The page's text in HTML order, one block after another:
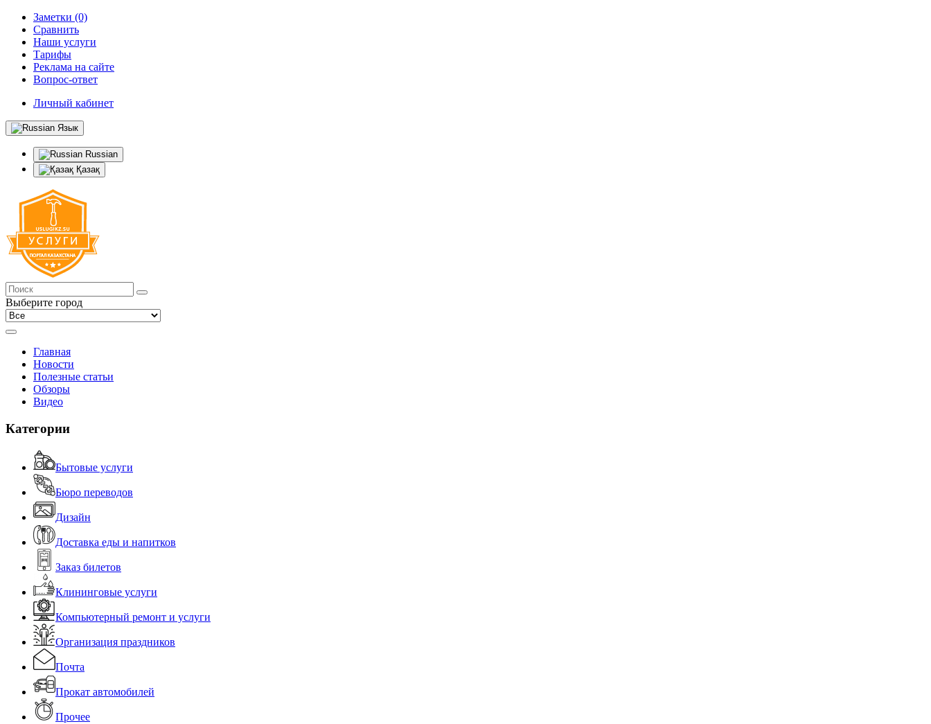
Заметки (0)
Сравнить
Наши услуги
Тарифы
Реклама на сайте
Вопрос-ответ
Личный кабинет
Язык
Russian
Қазақ
Выберите город
Главная
Новости
Полезные статьи
Обзоры
Видео
Категории
Бытовые услуги
Бюро переводов
Дизайн
Доставка еды и напитков
Заказ билетов
Клининговые услуги
Компьютерный ремонт и услуги
Организация праздников
Почта
Прокат автомобилей
Прочее